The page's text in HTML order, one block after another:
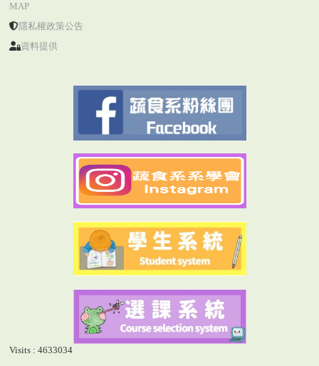
MAP
隱私權政策公告
資料提供
Visits : 4633034